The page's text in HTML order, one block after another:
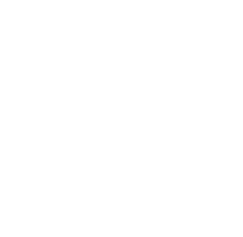
来。里莎没得选，只能重开
寒！时局动荡,冤魂游离,怨灵四散
名报名了名为 “恶魔之口” 的偏